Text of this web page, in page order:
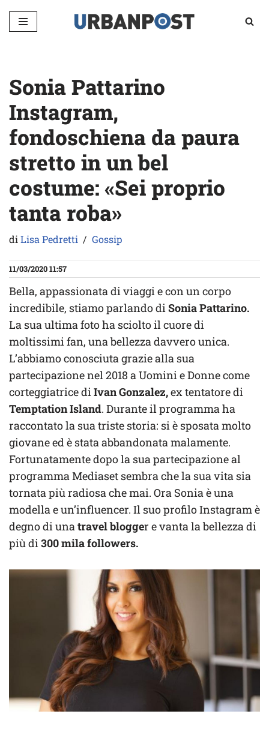
Vai
Sonia Pattarino
Instagram,
fondoschiena da paura
stretto in un bel
costume: «Sei proprio
tanta roba»
diLisa Pedretti Gossip
11/03/2020 11:57
Bella, appassionata di viaggi e con un corpo
incredibile, stiamo parlando diSonia Pattarino.
La sua ultima foto ha sciolto il cuore di
moltissimi fan, una bellezza davvero unica.
L’abbiamo conosciuta grazie alla sua
partecipazione nel 2018 a Uomini e Donne come
corteggiatrice diIvan Gonzalez,ex tentatore di
Temptation Island. Durante il programma ha
raccontato la sua triste storia: si è sposata molto
giovane ed è stata abbandonata malamente.
Fortunatamente dopo la sua partecipazione al
programma Mediaset sembra che la sua vita sia
tornata più radiosa che mai. Ora Sonia è una
modella e un’influencer. Il suo profilo Instagram è
degno di unatravel blogger e vanta la bellezza di
più di300 mila followers.